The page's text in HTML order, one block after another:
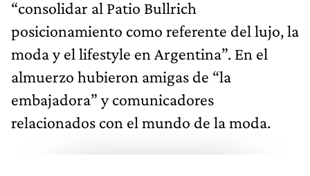
“consolidar al Patio Bullrich
posicionamiento como referente del lujo, la
moda y el lifestyle en Argentina”. En el
almuerzo hubieron amigas de “la
embajadora” y comunicadores
relacionados con el mundo de la moda.